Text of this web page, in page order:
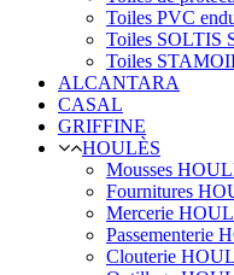
Toiles PVC
Toiles SOLTIS
Toiles
ALCANTARA
CASAL
GRIFFINE
HOULÈS
Mousses
Fournitures
Mercerie
Passementerie
Clouterie